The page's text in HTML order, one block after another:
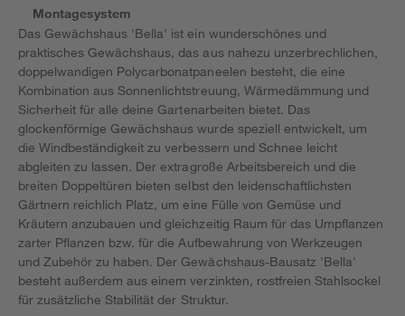
Montagesystem
Das Gewächshaus 'Bella' ist ein wunderschönes und
praktisches Gewächshaus, das aus nahezu unzerbrechlichen,
doppelwandigen Polycarbonatpaneelen besteht, die eine
Kombination aus Sonnenlichtstreuung, Wärmedämmung und
Sicherheit für alle deine Gartenarbeiten bietet. Das
glockenförmige Gewächshaus wurde speziell entwickelt, um
die Windbeständigkeit zu verbessern und Schnee leicht
abgleiten zu lassen. Der extragroße Arbeitsbereich und die
breiten Doppeltüren bieten selbst den leidenschaftlichsten
Gärtnern reichlich Platz, um eine Fülle von Gemüse und
Kräutern anzubauen und gleichzeitig Raum für das Umpflanzen
zarter Pflanzen bzw. für die Aufbewahrung von Werkzeugen
und Zubehör zu haben. Der Gewächshaus-Bausatz 'Bella'
besteht außerdem aus einem verzinkten, rostfreien Stahlsockel
für zusätzliche Stabilität der Struktur.